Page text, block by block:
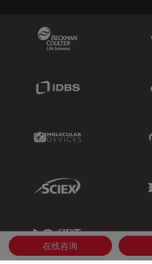
Molecular Devices Link
Sciex Link
IDT Link
在线咨询